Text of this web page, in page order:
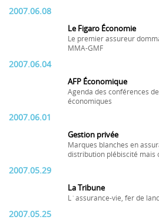
2007.06.08
Le Figaro Économie
Le premier assureur
MMA-GMF
2007.06.04
AFP Économique
Agenda des conférences
économiques
2007.06.01
Gestion privée
Marques blanches en
distribution plébiscité mais
2007.05.29
La Tribune
L´assurance-vie, fer de
2007.05.25